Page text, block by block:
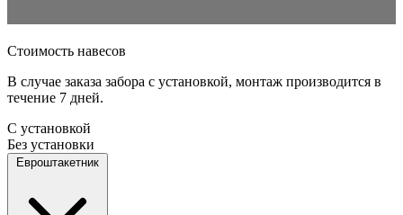
Стоимость навесов
В случае заказа забора с установкой, монтаж производится в
течение 7 дней.
С установкой
Без установки
Евроштакетник